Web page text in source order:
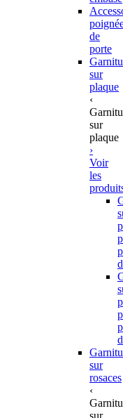
de
porte
sur
plaque
‹
sur
plaque
›
Voir
les
sur
rosaces
‹
sur